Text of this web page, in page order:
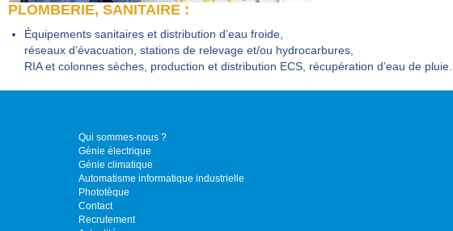
PLOMBERIE, SANITAIRE :
Équipements sanitaires et distribution d’eau froide,
réseaux d’évacuation, stations de relevage et/ou hydrocarbures,
RIA et colonnes sèches, production et distribution ECS, récupération d’eau de pluie...
Qui sommes-nous ?
Génie électrique
Génie climatique
Automatisme informatique industrielle
Phototèque
Contact
Recrutement